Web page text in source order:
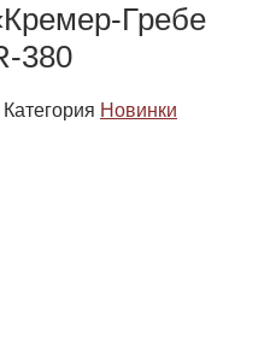
Гребе
380
Категория Новинки